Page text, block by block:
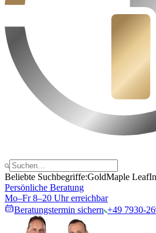
Beliebte Suchbegriffe:GoldMaple Leaf
Persönliche Beratung
Mo–Fr 8–20 Uhr erreichbar
Beratungstermin sichern +49 7930-